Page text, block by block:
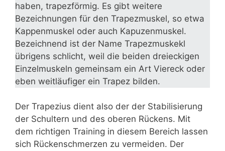
haben, trapezförmig. Es gibt weitere
Bezeichnungen für den Trapezmuskel, so etwa
Kappenmuskel oder auch Kapuzenmuskel.
Bezeichnend ist der Name Trapezmuskekl
übrigens schlicht, weil die beiden dreieckigen
Einzelmuskeln gemeinsam ein Art Viereck oder
eben weitläufiger ein Trapez bilden.
Der Trapezius dient also der der Stabilisierung
der Schultern und des oberen Rückens. Mit
dem richtigen Training in diesem Bereich lassen
sich Rückenschmerzen zu vermeiden. Der